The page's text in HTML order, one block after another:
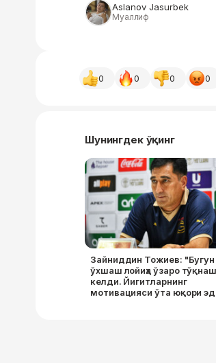
Aslanov Jasurbek
Муаллиф
0 0 0 0
Шунингдек ўқинг
Зайниддин Тожиев: "Бугун
ўхшаш лойиҳа ўзаро тўқнаш
келди. Йигитларнинг
мотивацияси ўта юқори